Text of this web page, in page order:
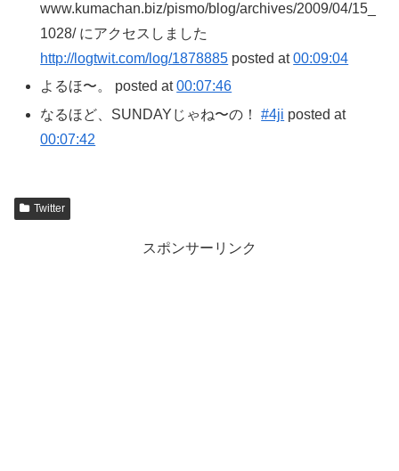
www.kumachan.biz/pismo/blog/archives/2009/04/15_
1028/ にアクセスしました
http://logtwit.com/log/1878885 posted at00:09:04
よるほ〜。 posted at00:07:46
なるほど、SUNDAYじゃね〜の！#4ji posted at
00:07:42
Twitter
スポンサーリンク